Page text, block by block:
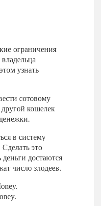
ограничения
узнать
сотовому
другой кошелек
в систему
это
достаются
число злодеев.